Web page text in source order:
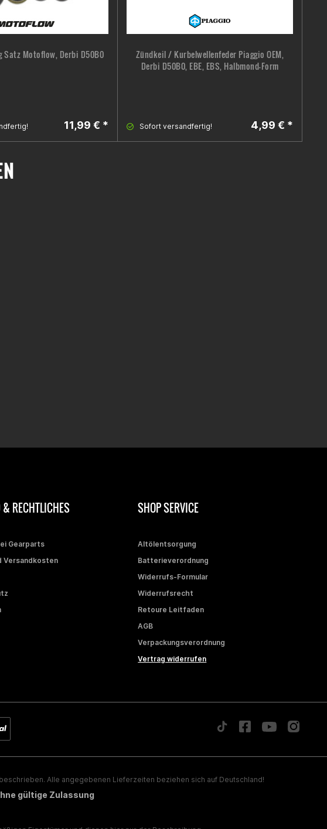
Satz Motoflow, Derbi D50B0
11,99 € *
Zündkeil / Kurbelwellenfeder Piaggio OEM,
Derbi D50B0, EBE, EBS, Halbmond-Form
Sofort versandfertig! 4,99 € *
& RECHTLICHES
Gearparts
Versandkosten
SHOP SERVICE
Altölentsorgung
Batterieverordnung
Widerrufs-Formular
Widerrufsrecht
Retoure Leitfaden
AGB
Verpackungsverordnung
Vertrag widerrufen
Alle angegebenen Lieferzeiten beziehen sich auf Deutschland!
gültige Zulassung